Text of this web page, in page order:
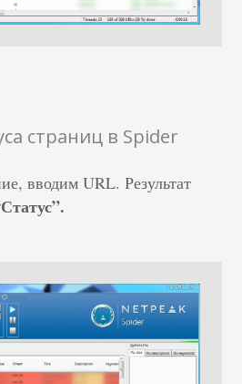
страниц в Spider
вводим URL. Результат